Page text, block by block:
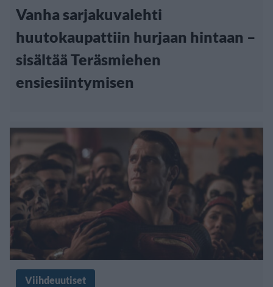
Vanha sarjakuvalehti
huutokaupattiin hurjaan hintaan –
sisältää Teräsmiehen
ensiesiintymisen
Viihdeuutiset